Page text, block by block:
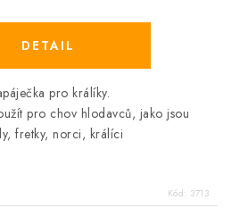
pro králíky.
pro chov hlodavců, jako jsou
fretky, norci, králíci
Kód: 3713